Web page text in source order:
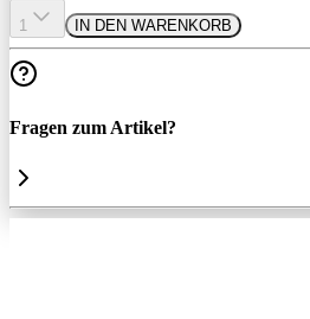
1 IN DEN WARENKORB
Fragen zum Artikel?